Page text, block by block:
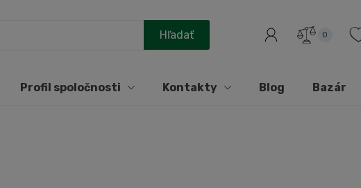
0
Profil spoločnosti Kontakty Blog Bazár